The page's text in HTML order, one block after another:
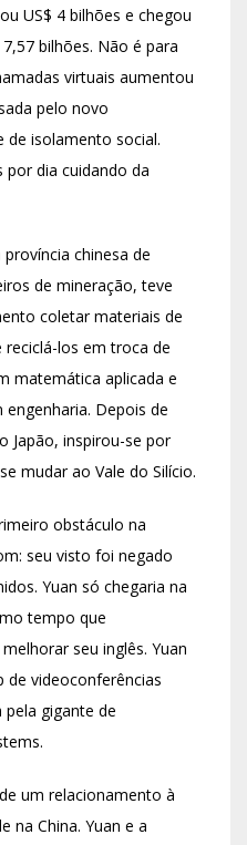
US$ 4 bilhões e chegou
bilhões. Não é para
virtuais aumentou
pelo novo
de isolamento social.
por dia cuidando da
chinesa de
de mineração, teve
coletar materiais de
los em troca de
matemática aplicada e
Depois de
Japão, inspirou-se por
mudar ao Vale do Silício.
obstáculo na
seu visto foi negado
Yuan só chegaria na
tempo que
seu inglês. Yuan
de videoconferências
pela gigante de
um relacionamento à
na China. Yuan e a